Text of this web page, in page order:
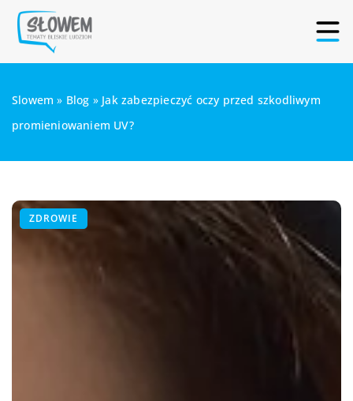
Slowem » Blog » Jak zabezpieczyć oczy przed szkodliwym
promieniowaniem UV?
ZDROWIE